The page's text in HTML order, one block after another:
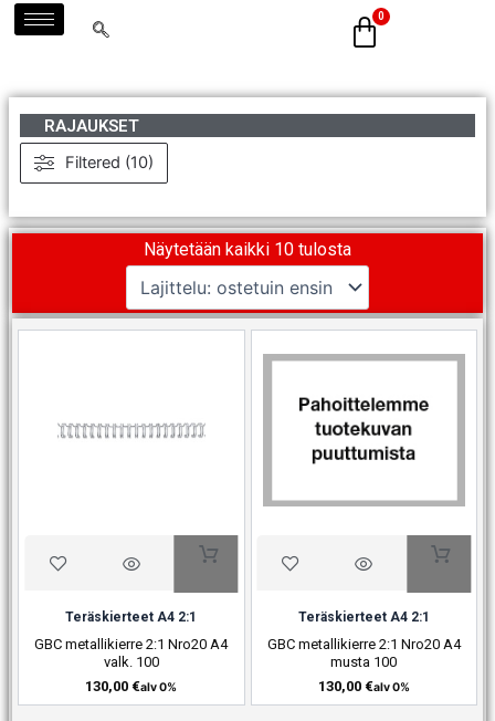
Siirry
sisältöön
RAJAUKSET
Filtered (10)
Näytetään kaikki 10 tulosta
Suosituimmat ensin
Teräskierteet A4 2:1
GBC metallikierre 2:1 Nro20 A4
valk. 100
130,00 €alv 0%
Teräskierteet A4 2:1
GBC metallikierre 2:1 Nro20 A4
musta 100
130,00 €alv 0%